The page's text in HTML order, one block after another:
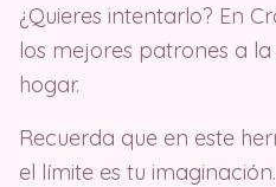
¿Quieres intentarlo? En
los mejores patrones a
hogar.
Recuerda que en este
el límite es tu imaginación.